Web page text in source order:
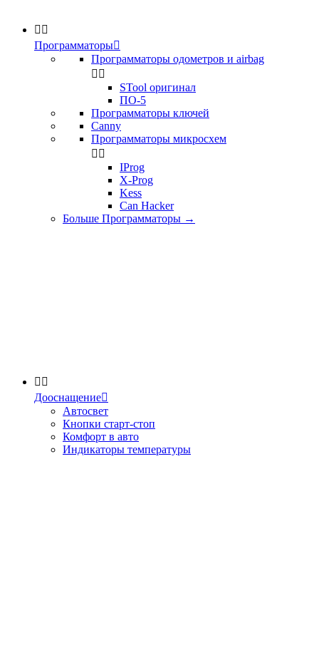
 
Программаторы
Программаторы одометров и airbag
 
STool оригинал
ПО-5
Программаторы ключей
Canny
Программаторы микросхем
 
IProg
X-Prog
Kess
Can Hacker
Больше Программаторы →
 
Дооснащение
Автосвет
Кнопки старт-стоп
Комфорт в авто
Индикаторы температуры